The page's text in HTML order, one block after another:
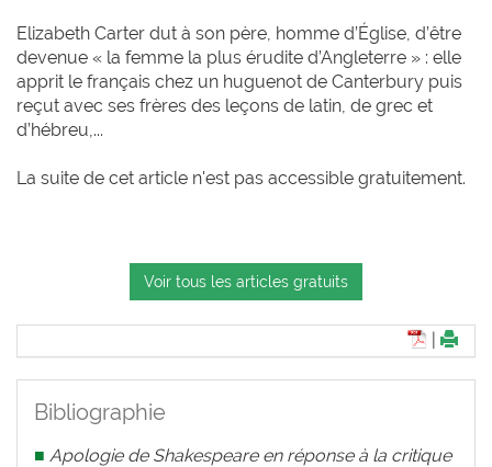
Elizabeth Carter dut à son père, homme d’Église, d’être
devenue « la femme la plus érudite d’Angleterre » : elle
apprit le français chez un huguenot de Canterbury puis
reçut avec ses frères des leçons de latin, de grec et
d’hébreu,...
La suite de cet article n'est pas accessible gratuitement.
Voir tous les articles gratuits
Bibliographie
■ Apologie de Shakespeare en réponse à la critique